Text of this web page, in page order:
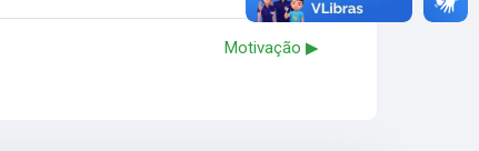
Motivação ▶︎